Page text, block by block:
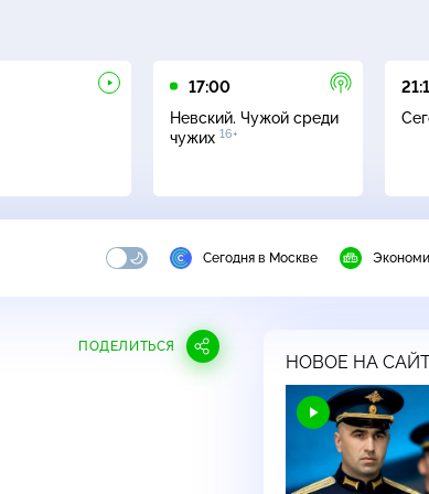
17:00
Невский. Чужой среди
чужих 16+
Сегодня в Москве
ПОДЕЛИТЬСЯ
НОВОЕ НА